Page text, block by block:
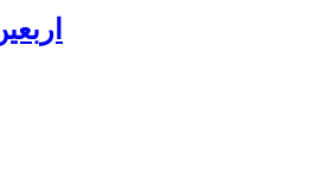
اربعین حسینی 2026: عزاداری فکر